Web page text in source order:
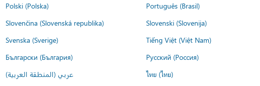
Polski (Polska) Português (Brasil)
Slovenčina (Slovenská republika) Slovenski (Slovenija)
Svenska (Sverige) Tiếng Việt (Việt Nam)
Български (България) Русский (Россия)
عربي (المنطقة العربية) ไทย (ไทย)